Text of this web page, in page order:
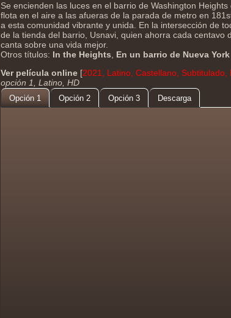
Se encienden las luces en el barrio de Washington
flota en el aire a las afueras de la parada de metro en
a esta comunidad vibrante y unida. En la intersección de
de la tienda del barrio, Usnavi, quien ahorra cada centavo
canta sobre una vida mejor.
Otros títulos: In the Heights
En un barrio de Nueva York
Ver película online [2021, Latino, Castellano, Subtitulado,
opción 1, Latino, HD
Opción 1 Opción 2 Opción 3 Descarga